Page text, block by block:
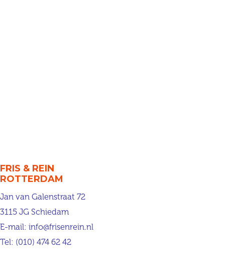
FRIS & REIN
ROTTERDAM
Jan van Galenstraat 72
3115 JG Schiedam
E-mail: info@frisenrein.nl
Tel: (010) 474 62 42